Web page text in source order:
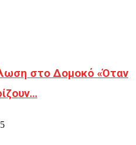
στο Δομοκό «Όταν